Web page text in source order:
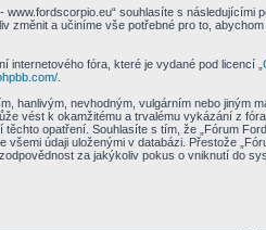
souhlasíte s
změnit a učiníme vše potřebné pro to,
fóra, které je vydané pod licencí „
.
hanlivým, nevhodným, vulgárním nebo jiným
vést k okamžitému a trvalému vykázání z
opatření. Souhlasíte s tím, že „Fórum
údaji uloženými v databázi. Přestože
za jakýkoliv pokus o vniknutí do